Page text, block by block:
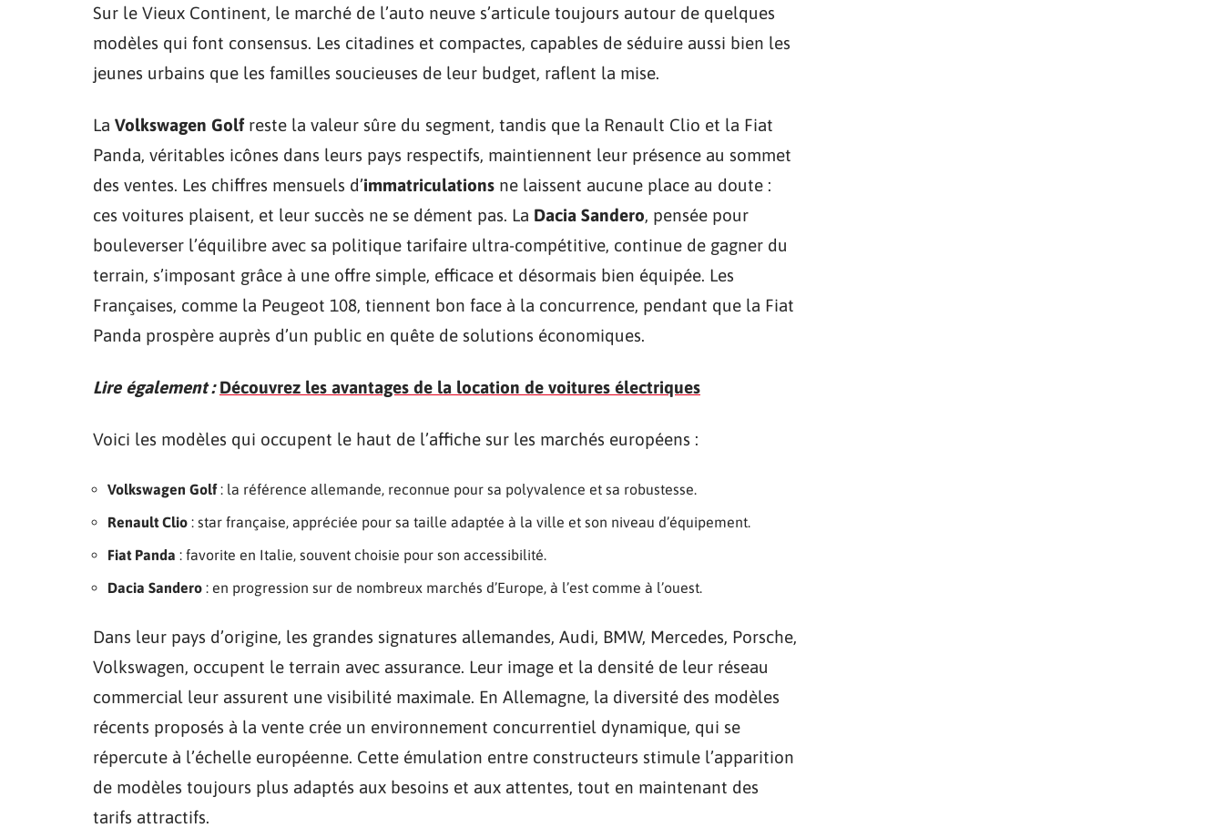
Sur le Vieux Continent, le marché de l’auto neuve s’articule toujours autour de quelques
modèles qui font consensus. Les citadines et compactes, capables de séduire aussi bien les
jeunes urbains que les familles soucieuses de leur budget, raflent la mise.
La Volkswagen Golfreste la valeur sûre du segment, tandis que la Renault Clio et la Fiat
Panda, véritables icônes dans leurs pays respectifs, maintiennent leur présence au sommet
des ventes. Les chiffres mensuels d’immatriculations ne laissent aucune place au doute :
ces voitures plaisent, et leur succès ne se dément pas. La Dacia Sandero, pensée pour
bouleverser l’équilibre avec sa politique tarifaire ultra-compétitive, continue de gagner du
terrain, s’imposant grâce à une offre simple, efficace et désormais bien équipée. Les
Françaises, comme la Peugeot 108, tiennent bon face à la concurrence, pendant que la Fiat
Panda prospère auprès d’un public en quête de solutions économiques.
Lire également : Découvrez les avantages de la location de voitures électriques
Voici les modèles qui occupent le haut de l’affiche sur les marchés européens :
Volkswagen Golf: la référence allemande, reconnue pour sa polyvalence et sa robustesse.
Renault Clio : star française, appréciée pour sa taille adaptée à la ville et son niveau d’équipement.
Fiat Panda : favorite en Italie, souvent choisie pour son accessibilité.
Dacia Sandero : en progression sur de nombreux marchés d’Europe, à l’est comme à l’ouest.
Dans leur pays d’origine, les grandes signatures allemandes, Audi, BMW, Mercedes, Porsche,
Volkswagen, occupent le terrain avec assurance. Leur image et la densité de leur réseau
commercial leur assurent une visibilité maximale. En Allemagne, la diversité des modèles
récents proposés à la vente crée un environnement concurrentiel dynamique, qui se
répercute à l’échelle européenne. Cette émulation entre constructeurs stimule l’apparition
de modèles toujours plus adaptés aux besoins et aux attentes, tout en maintenant des
tarifs attractifs.